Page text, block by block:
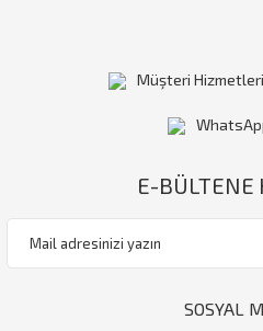
Müşteri
E-BÜLTENE
SOSYAL